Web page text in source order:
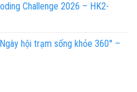
Challenge 2026 – HK2-
hội trạm sống khỏe 360° –